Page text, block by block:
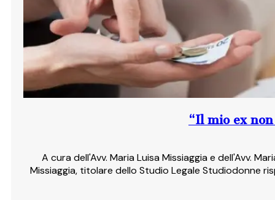
“Il mio ex
A cura dell'Avv. Maria Luisa Missiaggia e dell'Avv.
Missiaggia, titolare dello Studio Legale Studiodonne